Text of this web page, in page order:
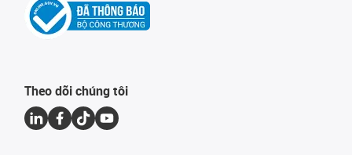
Theo dõi chúng tôi